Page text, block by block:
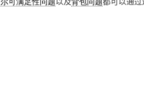
可满足性问题以及背包问题都可以通